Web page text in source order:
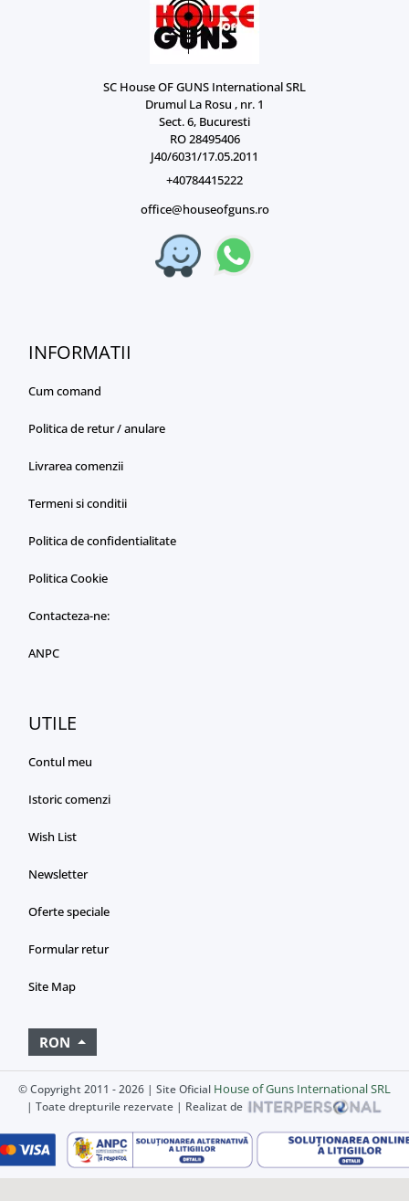
SC House OF GUNS International SRL
Drumul La Rosu , nr. 1
Sect. 6, Bucuresti
RO 28495406
J40/6031/17.05.2011
+40784415222
office@houseofguns.ro
INFORMATII
Cum comand
Politica de retur / anulare
Livrarea comenzii
Termeni si conditii
Politica de confidentialitate
Politica Cookie
Contacteza-ne:
ANPC
UTILE
Contul meu
Istoric comenzi
Wish List
Newsletter
Oferte speciale
Formular retur
Site Map
RON
© Copyright 2011 - 2026 | Site Oficial House of Guns International SRL
| Toate drepturile rezervate | Realizat de